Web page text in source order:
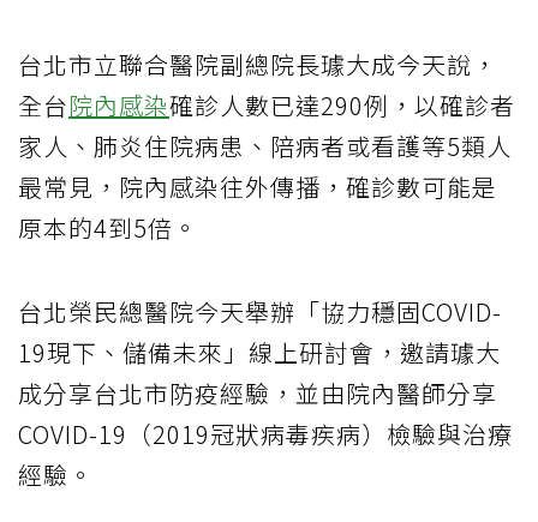
台北市立聯合醫院副總院長璩大成今天說，
全台院內感染確診人數已達290例，以確診者
家人、肺炎住院病患、陪病者或看護等5類人
最常見，院內感染往外傳播，確診數可能是
原本的4到5倍。
台北榮民總醫院今天舉辦「協力穩固COVID-
19現下、儲備未來」線上研討會，邀請璩大
成分享台北市防疫經驗，並由院內醫師分享
COVID-19（2019冠狀病毒疾病）檢驗與治療
經驗。